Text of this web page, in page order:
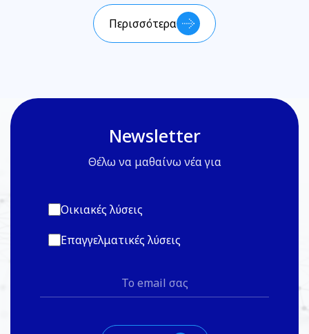
Περισσότερα
Newsletter
Θέλω να μαθαίνω νέα για
Οικιακές λύσεις
Επαγγελματικές λύσεις